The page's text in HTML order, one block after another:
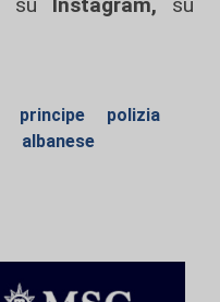
principe
polizia
albanese